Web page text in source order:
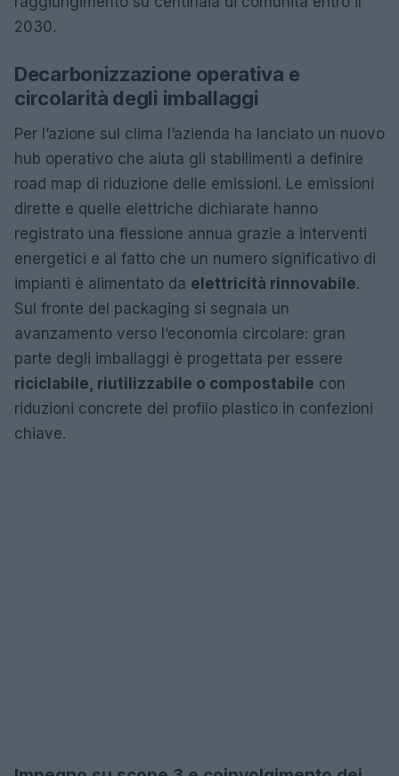
2030.
Decarbonizzazione operativa e
circolarità degli imballaggi
Per l’azione sul clima l’azienda ha lanciato un nuovo
hub operativo che aiuta gli stabilimenti a definire
road map di riduzione delle emissioni. Le emissioni
dirette e quelle elettriche dichiarate hanno
registrato una flessione annua grazie a interventi
energetici e al fatto che un numero significativo di
impianti è alimentato da elettricità rinnovabile.
Sul fronte del packaging si segnala un
avanzamento verso l’economia circolare: gran
parte degli imballaggi è progettata per essere
riciclabile, riutilizzabile o compostabile con
riduzioni concrete del profilo plastico in confezioni
chiave.